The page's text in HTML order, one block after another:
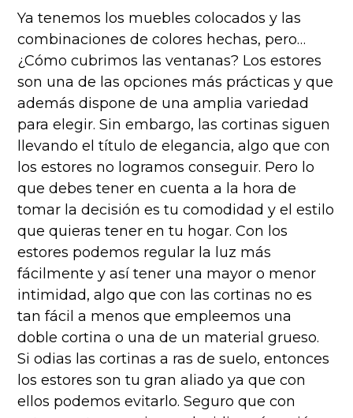
Ya tenemos los muebles colocados y las
combinaciones de colores hechas, pero…
¿Cómo cubrimos las ventanas? Los estores
son una de las opciones más prácticas y que
además dispone de una amplia variedad
para elegir. Sin embargo, las cortinas siguen
llevando el título de elegancia, algo que con
los estores no logramos conseguir. Pero lo
que debes tener en cuenta a la hora de
tomar la decisión es tu comodidad y el estilo
que quieras tener en tu hogar. Con los
estores podemos regular la luz más
fácilmente y así tener una mayor o menor
intimidad, algo que con las cortinas no es
tan fácil a menos que empleemos una
doble cortina o una de un material grueso.
Si odias las cortinas a ras de suelo, entonces
los estores son tu gran aliado ya que con
ellos podemos evitarlo. Seguro que con